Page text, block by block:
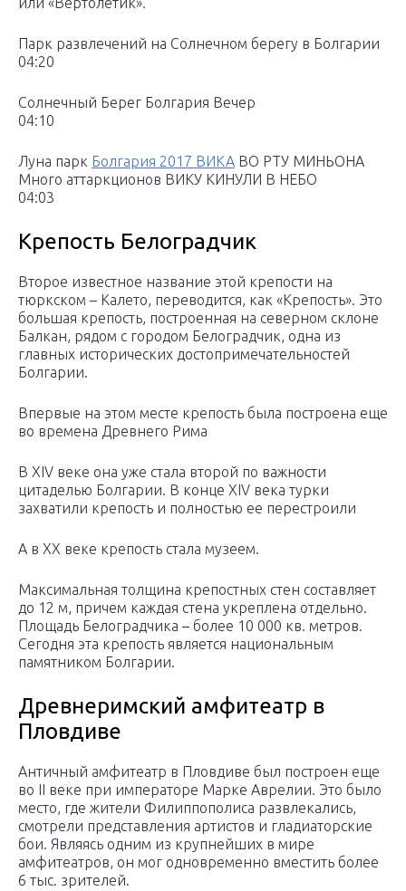
Парк развлечений на Солнечном берегу в Болгарии
04:20
Солнечный Берег Болгария Вечер
04:10
Луна парк Болгария 2017 ВИКА ВО РТУ МИНЬОНА
Много аттаркционов ВИКУ КИНУЛИ В НЕБО
04:03
Крепость Белоградчик
Второе известное название этой крепости на
тюркском – Калето, переводится, как «Крепость». Это
большая крепость, построенная на северном склоне
Балкан, рядом с городом Белоградчик, одна из
главных исторических достопримечательностей
Болгарии.
Впервые на этом месте крепость была построена еще
во времена Древнего Рима
В XIV веке она уже стала второй по важности
цитаделью Болгарии. В конце XIV века турки
захватили крепость и полностью ее перестроили
А в XX веке крепость стала музеем.
Максимальная толщина крепостных стен составляет
до 12 м, причем каждая стена укреплена отдельно.
Площадь Белоградчика – более 10 000 кв. метров.
Сегодня эта крепость является национальным
памятником Болгарии.
Древнеримский амфитеатр в
Пловдиве
Античный амфитеатр в Пловдиве был построен еще
во II веке при императоре Марке Аврелии. Это было
место, где жители Филиппополиса развлекались,
смотрели представления артистов и гладиаторские
бои. Являясь одним из крупнейших в мире
амфитеатров, он мог одновременно вместить более
6 тыс. зрителей.